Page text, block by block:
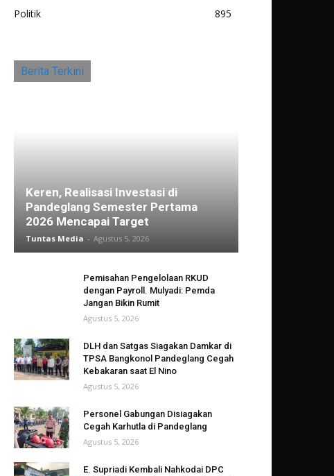
Politik
895
Berita Terkini
Keren, Realisasi Investasi di
Pandeglang Semester Pertama
2026 Mencapai Target
Tuntas Media - Agustus 5, 2026
Pemisahan Pengelolaan RKUD
dengan Payroll. Mulyadi: Pemda
Jangan Bikin Rumit
Agustus 5, 2026
DLH dan Satgas Siagakan Damkar di
TPSA Bangkonol Pandeglang Cegah
Kebakaran saat El Nino
Agustus 5, 2026
Personel Gabungan Disiagakan
Cegah Karhutla di Pandeglang
Agustus 5, 2026
E. Supriadi Kembali Nahkodai DPC